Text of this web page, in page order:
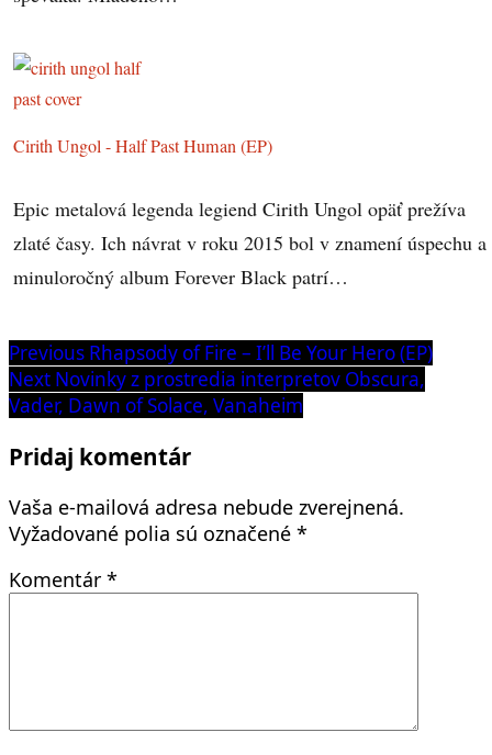
Cirith Ungol - Half Past Human (EP)
Epic metalová legenda legiend Cirith Ungol opäť prežíva
zlaté časy. Ich návrat v roku 2015 bol v znamení úspechu a
minuloročný album Forever Black patrí…
Navigácia
v
článku
Previous Previous
post:
Rhapsody of Fire – I’ll Be Your Hero (EP)
Next Next
post:
Novinky z prostredia interpretov Obscura,
Vader, Dawn of Solace, Vanaheim
Pridaj komentár
Vaša e-mailová adresa nebude zverejnená.
Vyžadované polia sú označené *
Komentár *